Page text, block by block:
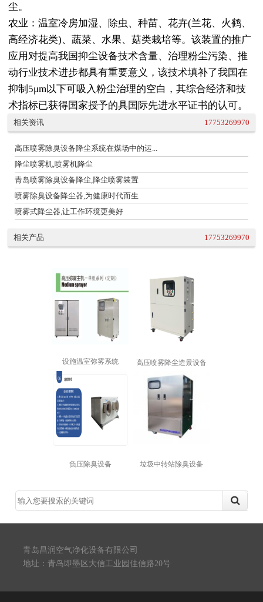
尘。
农业：温室冷房加湿、除虫、种苗、花卉(兰花、火鹤、
高经济花类)、蔬菜、水果、菇类栽培等。该装置的推广
应用对提高我国抑尘设备技术含量、治理粉尘污染、推
动行业技术进步都具有重要意义，该技术填补了我国在
抑制5μm以下可吸入粉尘治理的空白，其综合经济和技
术指标已获得国家授予的具国际先进水平证书的认可。
相关资讯 17753269970
高压喷雾除臭设备降尘系统在煤场中的运...
降尘喷雾机,喷雾机降尘
青岛喷雾除臭设备降尘,降尘喷雾装置
喷雾除臭设备降尘器,为健康时代而生
喷雾式降尘器,让工作环境更美好
相关产品 17753269970
设施温室弥雾系统 高压喷雾降尘造景设备
负压除臭设备 垃圾中转站除臭设备
青岛昌润空气净化设备有限公司
地址：青岛即墨区大信工业园佳信路20号